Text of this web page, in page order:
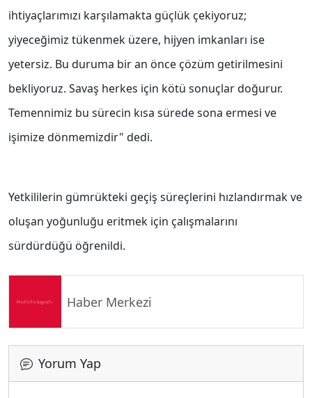
ihtiyaçlarımızı karşılamakta güçlük çekiyoruz;
yiyeceğimiz tükenmek üzere, hijyen imkanları ise
yetersiz. Bu duruma bir an önce çözüm getirilmesini
bekliyoruz. Savaş herkes için kötü sonuçlar doğurur.
Temennimiz bu sürecin kısa sürede sona ermesi ve
işimize dönmemizdir" dedi.
Yetkililerin gümrükteki geçiş süreçlerini hızlandırmak ve
oluşan yoğunluğu eritmek için çalışmalarını
sürdürdüğü öğrenildi.
Haber Merkezi
Yorum Yap